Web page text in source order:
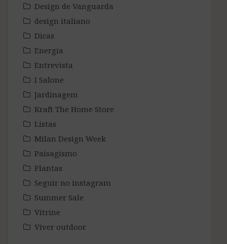
Design de Vanguarda
design italiano
Dicas
Energia
Entrevista
I Salone
Jardinagem
Kraft The Home Store
Listas
Milan Design Week
Paisagismo
Plantas
Seguir no instagram
Summer Sale
Vitrine
Viver outdoor